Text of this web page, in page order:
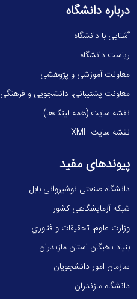
درباره دانشگاه
آشنایی با دانشگاه
ریاست دانشگاه
معاونت آموزشی و پژوهشی
معاونت پشتیبانی، دانشجویی و فرهنگی
نقشه سایت (همه لینک‌ها)
نقشه سایت XML
پیوندهای مفید
دانشگاه صنعتی نوشیروانی بابل
شبکه آزمایشگاهی کشور
وزارت علوم، تحقيقات و فناوري
بنیاد نخبگان استان مازندران
سازمان امور دانشجویان
دانشگاه مازندران